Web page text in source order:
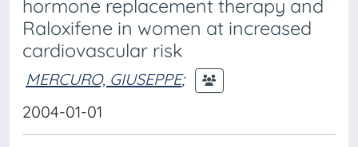
hormone replacement therapy and
Raloxifene in women at increased
cardiovascular risk
MERCURO, GIUSEPPE;
2004-01-01